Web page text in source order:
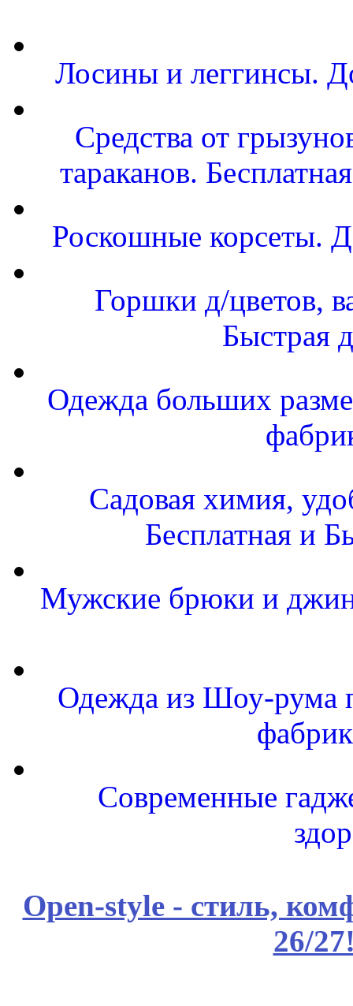
Лосины и леггинсы.
Средства от
тараканов.
Роскошные корсеты.
Горшки д/цветов,
Быстрая
Одежда больших
Садовая химия,
Бесплатная и
Мужские брюки и
Одежда из Шоу-рума
Современные
Open-style - стиль,
26/